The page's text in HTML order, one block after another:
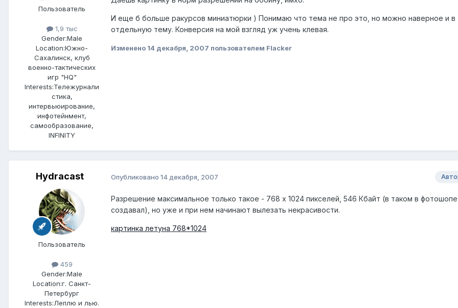
Пользователь
1,9 тыс
Gender:Male
Location:Южно-
Сахалинск, клуб
военно-тактических
игр "HQ"
Interests:Тележурнали
стика,
интервьюирование,
инфотейнмент,
самообразование,
INFINITY
И еще б больше ракурсов миниатюрки ) Понимаю что тема не про это, но можно наверное и в
отдельную тему. Конверсия на мой взгляд уж учень клевая.
Изменено 14 декабря, 2007 пользователем Flacker
Hydracast
Пользователь
459
Gender:Male
Location:г. Санкт-
Петербург
Interests:Леплю и лью.
Опубликовано 14 декабря, 2007
Разрешение максимальное только такое - 768 x 1024 пикселей, 546 Кбайт (в таком в фотошопе
создавал), но уже и при нем начинают вылезать некрасивости.
картинка летуна 768*1024